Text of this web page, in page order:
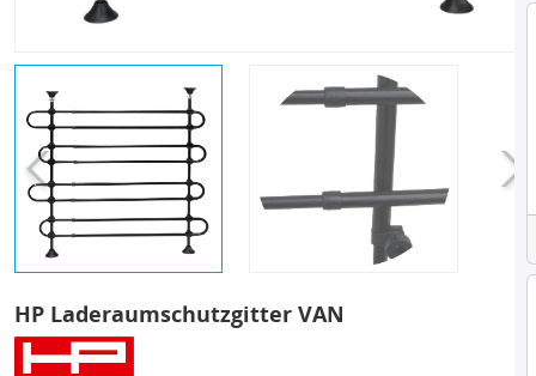
HP Laderaumschutzgitter VAN